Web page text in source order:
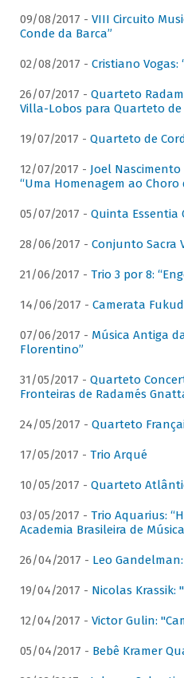
09/08/2017 - VIII Circuito
Conde da Barca”
02/08/2017 - Cristiano Vogas:
26/07/2017 - Quarteto
Villa-Lobos para Quarteto de
19/07/2017 - Quarteto de
12/07/2017 - Joel
“Uma Homenagem ao Choro
05/07/2017 - Quinta Essentia
28/06/2017 - Conjunto Sacra
21/06/2017 - Trio 3 por 8:
14/06/2017 - Camerata
07/06/2017 - Música Antiga
Florentino”
31/05/2017 - Quarteto
Fronteiras de Radamés
24/05/2017 - Quarteto
17/05/2017 - Trio Arqué
10/05/2017 - Quarteto
03/05/2017 - Trio Aquarius:
Academia Brasileira de
26/04/2017 - Leo
19/04/2017 - Nicolas Krassik:
12/04/2017 - Victor Gulin:
05/04/2017 - Bebê Kramer